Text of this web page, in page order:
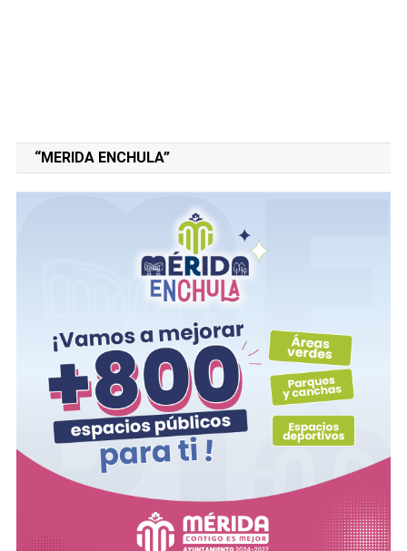
“MERIDA ENCHULA”